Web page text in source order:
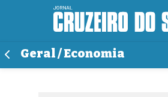
Geral / Economia